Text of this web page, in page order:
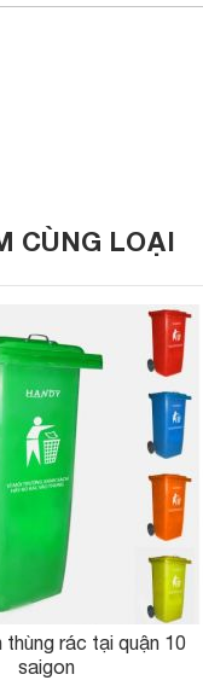
CÙNG LOẠI
rác tại quận 10
saigon